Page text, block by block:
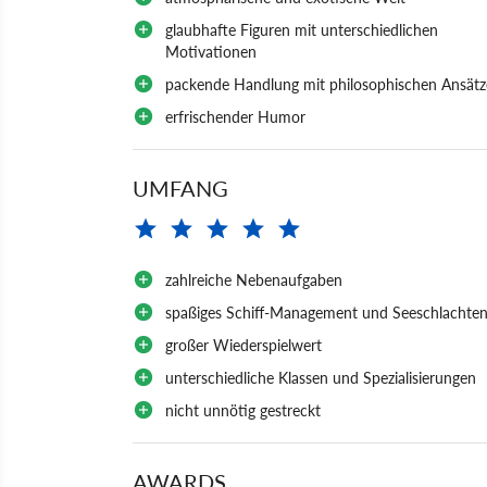
glaubhafte Figuren mit unterschiedlichen
Motivationen
packende Handlung mit philosophischen
erfrischender Humor
UMFANG
zahlreiche Nebenaufgaben
spaßiges Schiff-Management und Seeschlachten
großer Wiederspielwert
unterschiedliche Klassen und Spezialisierungen
nicht unnötig gestreckt